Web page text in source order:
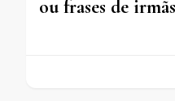
ou frases de